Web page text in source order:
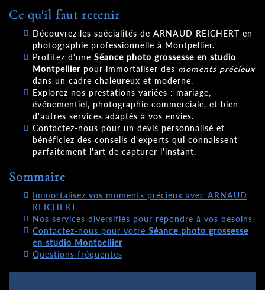
Ce qu'il faut retenir
Découvrez les spécialités de ARNAUD REICHERT en
photographie professionnelle à Montpellier.
Profitez d'une Séance photo grossesse en studio
Montpellier pour immortaliser des moments précieux
dans un cadre chaleureux et moderne.
Explorez nos prestations variées : mariage,
événementiel, photographie commerciale, et bien
d'autres services adaptés à vos envies.
Contactez-nous pour un devis personnalisé et
bénéficiez des conseils d'experts qui connaissent
parfaitement l'art de capturer l'instant.
Sommaire
Immortalisez vos moments précieux avec ARNAUD
REICHERT
Nos services diversifiés pour répondre à vos besoins
Contactez-nous pour votre Séance photo grossesse
en studio Montpellier
Questions fréquentes